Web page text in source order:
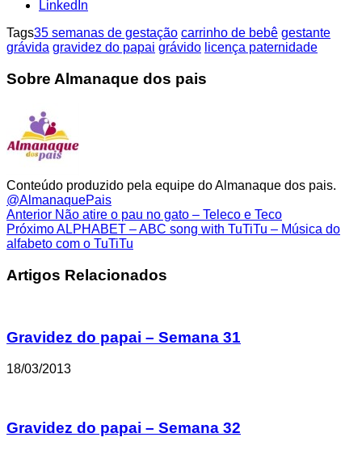
LinkedIn
Tags35 semanas de gestação carrinho de bebê gestante
grávida gravidez do papai grávido licença paternidade
Sobre Almanaque dos pais
Conteúdo produzido pela equipe do Almanaque dos pais.
@AlmanaquePais
Anterior Não atire o pau no gato – Teleco e Teco
PróximoALPHABET – ABC song with TuTiTu – Música do
alfabeto com o TuTiTu
Artigos Relacionados
Gravidez do papai – Semana 31
18/03/2013
Gravidez do papai – Semana 32